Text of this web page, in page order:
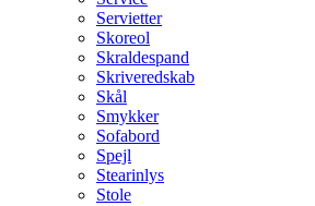
Servietter
Skoreol
Skraldespand
Skriveredskab
Skål
Smykker
Sofabord
Spejl
Stearinlys
Stole